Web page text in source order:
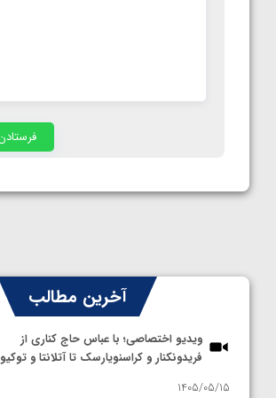
آخرین مطالب
ویدیو اختصاصی؛ با عباس حاج کناری از
فریدونکنار و کراسنویارسک تا آتلانتا و توکیو
1405/05/15